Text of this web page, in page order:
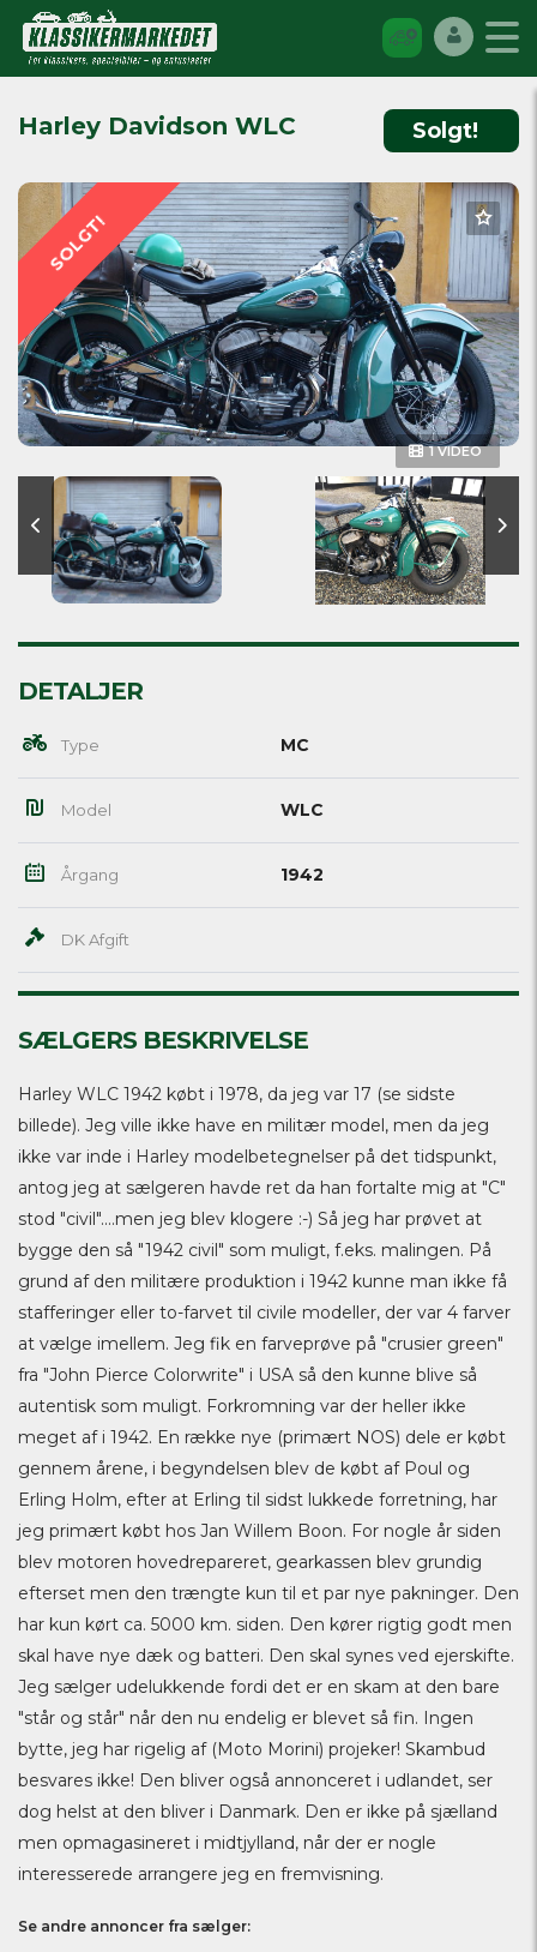
Solgt!
Harley Davidson WLC
1 VIDEO
SOLGT!
DETALJER
Type MC
Model WLC
Årgang 1942
DK Afgift
SÆLGERS BESKRIVELSE
Harley WLC 1942 købt i 1978, da jeg var 17 (se sidste
billede). Jeg ville ikke have en militær model, men da jeg
ikke var inde i Harley modelbetegnelser på det tidspunkt,
antog jeg at sælgeren havde ret da han fortalte mig at "C"
stod "civil"....men jeg blev klogere :-) Så jeg har prøvet at
bygge den så "1942 civil" som muligt, f.eks. malingen. På
grund af den militære produktion i 1942 kunne man ikke få
stafferinger eller to-farvet til civile modeller, der var 4 farver
at vælge imellem. Jeg fik en farveprøve på "crusier green"
fra "John Pierce Colorwrite" i USA så den kunne blive så
autentisk som muligt. Forkromning var der heller ikke
meget af i 1942. En række nye (primært NOS) dele er købt
gennem årene, i begyndelsen blev de købt af Poul og
Erling Holm, efter at Erling til sidst lukkede forretning, har
jeg primært købt hos Jan Willem Boon. For nogle år siden
blev motoren hovedrepareret, gearkassen blev grundig
efterset men den trængte kun til et par nye pakninger. Den
har kun kørt ca. 5000 km. siden. Den kører rigtig godt men
skal have nye dæk og batteri. Den skal synes ved ejerskifte.
Jeg sælger udelukkende fordi det er en skam at den bare
"står og står" når den nu endelig er blevet så fin. Ingen
bytte, jeg har rigelig af (Moto Morini) projeker! Skambud
besvares ikke! Den bliver også annonceret i udlandet, ser
dog helst at den bliver i Danmark. Den er ikke på sjælland
men opmagasineret i midtjylland, når der er nogle
interesserede arrangere jeg en fremvisning.
Se andre annoncer fra sælger: